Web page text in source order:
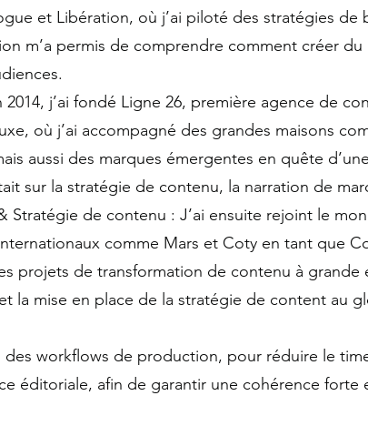
et Libération, où j’ai piloté des stratégies
m’a permis de comprendre comment créer
j’ai fondé Ligne 26, première agence de
où j’ai accompagné des grandes maisons
aussi des marques émergentes en quête
sur la stratégie de contenu, la narration de
Stratégie de contenu : J’ai ensuite rejoint le
comme Mars et Coty en tant que
projets de transformation de contenu à grande
la mise en place de la stratégie de content au
des workflows de production, pour réduire le
éditoriale, afin de garantir une cohérence forte